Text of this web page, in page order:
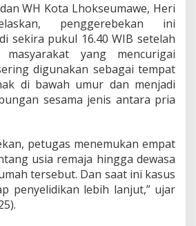
g
WH Kota Lhokseumawe, Heri
penggerebekan ini
sekira pukul 16.40 WIB setelah
yang mencurigai
digunakan sebagai tempat
di bawah umur dan menjadi
sesama jenis antara pria
petugas menemukan empat
usia remaja hingga dewasa
tersebut. Dan saat ini kasus
penyelidikan lebih lanjut,” ujar